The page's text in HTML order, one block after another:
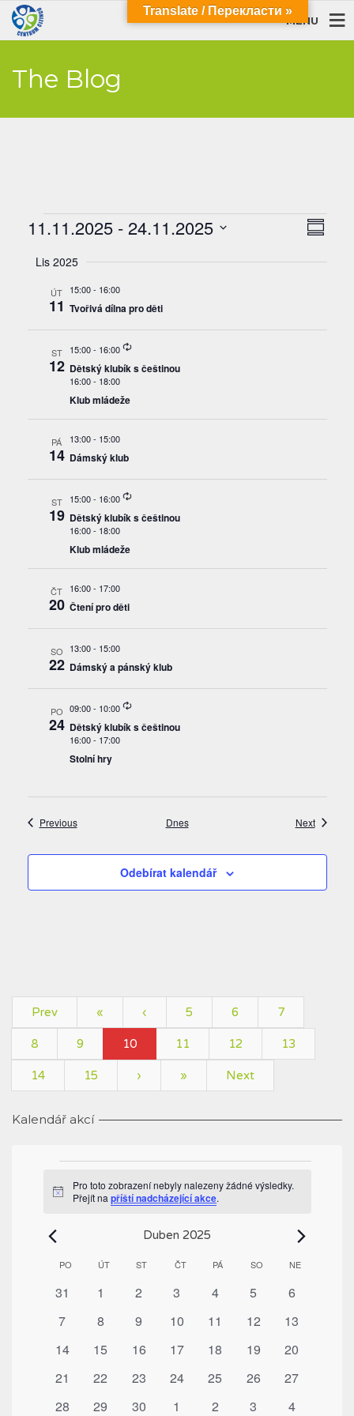
MENU
The Blog
Akce
pro
11.11.2025 - 24.11.2025
date.
Lis 2025
ÚT
11
15:00- 16:00
Tvořivá dílna pro děti
ST
12
15:00- 16:00 Recurring
Dětský klubík s češtinou
16:00- 18:00
Klub mládeže
PÁ
14
13:00- 15:00
Dámský klub
ST
19
15:00- 16:00 Recurring
Dětský klubík s češtinou
16:00- 18:00
Klub mládeže
ČT
20
16:00- 17:00
Čtení pro děti
SO
22
13:00- 15:00
Dámský a pánský klub
PO
24
09:00- 10:00 Recurring
Dětský klubík s češtinou
16:00- 17:00
Stolní hry
PreviousAkce Dnes NextAkce
Odebírat kalendář
Prev « ‹ 5 6 7
8 9 10 11 12 13
14 15 › » Next
Kalendář akcí
Akce
Notice
Pro toto zobrazení nebyly nalezeny žádné výsledky.
Přejít napříští nadcházející akce.
Duben 2025
Kalendář
Akce
PO PONDĚLÍ
ÚTÚTERÝST STŘEDAČTČTVRTEK
PÁPÁTEK SO SOBOTA
NENEDĚLE
0
31
0
1
0
2
0
3
0
4
0
5
0
6
0
7
0
8
0
9
0
10
0
11
0
12
0
13
0
14
0
15
0
16
0
17
0
18
0
19
0
20
0
21
0
22
0
23
0
24
0
25
0
26
0
27
0
28
0
29
0
30
0
1
0
2
0
3
0
4
Translate / Перекласти »